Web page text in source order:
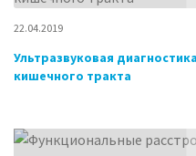
22.04.2019
Ультразвуковая
кишечного тракта